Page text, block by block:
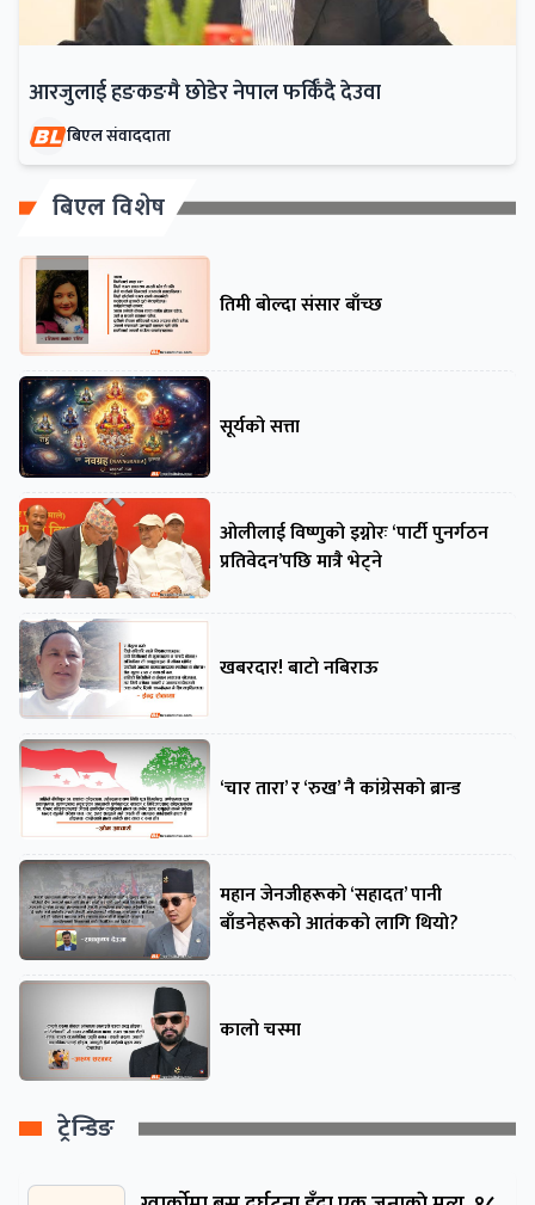
आरजुलाई हङकङमै छोडेर नेपाल फर्किँदै देउवा
बिएल संवाददाता
बिएल विशेष
तिमी बोल्दा संसार बाँच्छ
सूर्यको सत्ता
ओलीलाई विष्णुको इग्नोरः ‘पार्टी पुनर्गठन
प्रतिवेदन’पछि मात्रै भेट्ने
खबरदार! बाटो नबिराऊ
‘चार तारा’ र ‘रुख’ नै कांग्रेसको ब्रान्ड
महान जेनजीहरूको ‘सहादत’ पानी
बाँडनेहरूको आतंकको लागि थियो?
कालो चस्मा
ट्रेन्डिङ